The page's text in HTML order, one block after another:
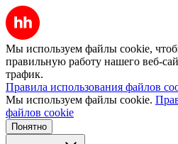
Мы используем файлы cookie,
правильную работу нашего веб-
трафик.
Правила использования файлов
Мы используем файлы cookie.
файлов cookie
Понятно